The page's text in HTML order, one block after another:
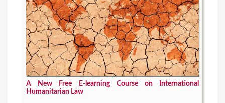
A New Free E-learning Course on International
Humanitarian Law